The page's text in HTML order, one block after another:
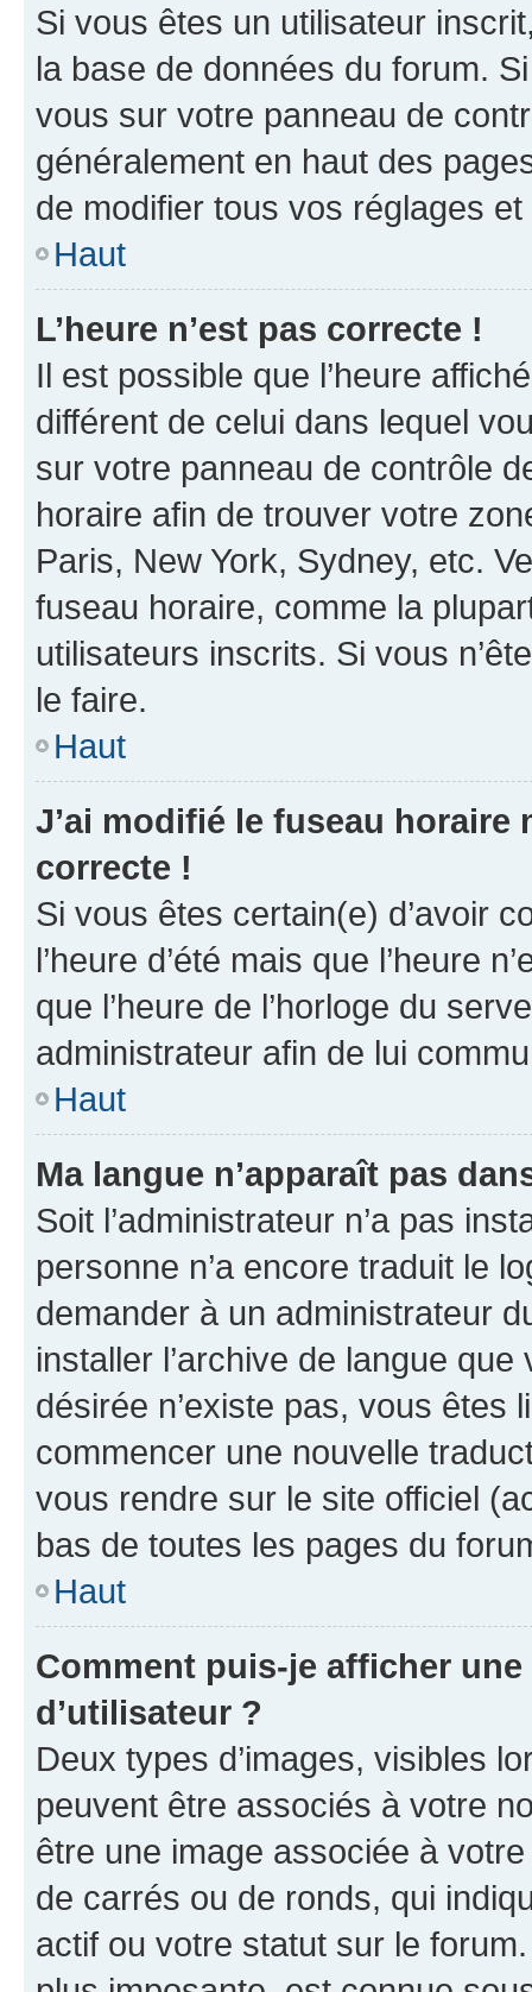
Si vous êtes un utilisateur
la base de données du forum.
vous sur votre panneau de
généralement en haut des
de modifier tous vos réglages
Haut
L’heure n’est pas correcte !
Il est possible que l’heure
différent de celui dans lequel
sur votre panneau de contrôle
horaire afin de trouver votre
Paris, New York, Sydney, etc.
fuseau horaire, comme la
utilisateurs inscrits. Si vous
le faire.
Haut
J’ai modifié le fuseau horaire
correcte !
Si vous êtes certain(e) d’avoir
l’heure d’été mais que l’heure
que l’heure de l’horloge du
administrateur afin de lui
Haut
Ma langue n’apparaît pas
Soit l’administrateur n’a pas
personne n’a encore traduit le
demander à un administrateur
installer l’archive de langue
désirée n’existe pas, vous êtes
commencer une nouvelle
vous rendre sur le site officiel
bas de toutes les pages du
Haut
Comment puis-je afficher
d’utilisateur ?
Deux types d’images, visibles
peuvent être associés à votre
être une image associée à
de carrés ou de ronds, qui
actif ou votre statut sur le